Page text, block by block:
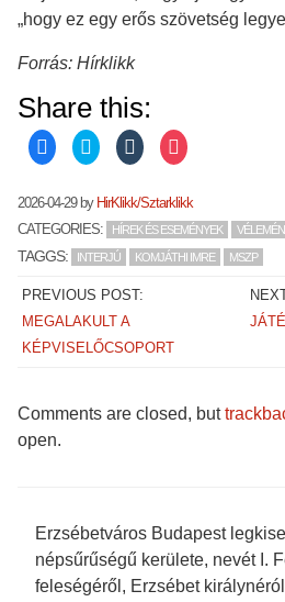
„hogy ez egy erős szövetség
Forrás: Hírklikk
Share this:
C
l
k
t
o
s
h
a
e
o
n
F
a
c
o
k
(
O
n
n
e
w
w
i
C
l
k
t
o
s
h
a
e
o
n
T
w
i
r
(
n
e
w
w
i
n
C
l
k
t
o
s
h
a
e
o
u
m
(
O
e
w
w
n
d
C
l
k
t
o
s
h
a
(
O
e
w
w
i
n
d
2026-04-29by HirKlikk/Sztarklikk
CATEGORIES:
HÍREK ÉS ESEMÉNYEK
TAGGS: INTERJÚ KOMJÁTHI IMRE MSZP
PREVIOUS POST:
MEGALAKULT A
KÉPVISELŐCSOPORT
Comments are closed, but
open.
Erzsébetváros Budapest
népsűrűségű kerülete, nevét I.
feleségéről, Erzsébet